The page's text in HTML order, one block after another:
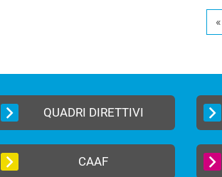
«
QUADRI DIRETTIVI
CAAF